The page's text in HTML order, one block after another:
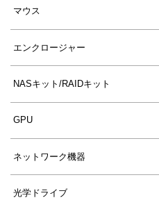
マウス
エンクロージャー
NASキット/RAIDキット
GPU
ネットワーク機器
光学ドライブ